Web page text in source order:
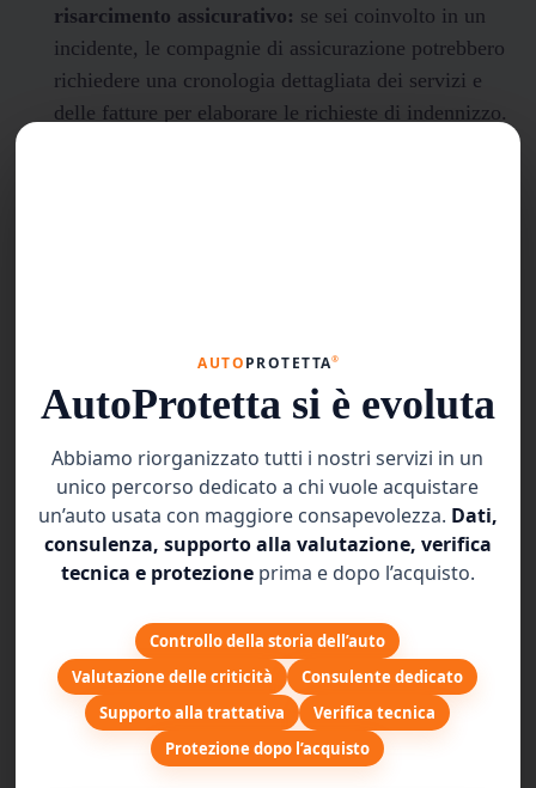
risarcimento assicurativo: se sei coinvolto in un
incidente, le compagnie di assicurazione potrebbero
richiedere una cronologia dettagliata dei servizi e
delle fatture per elaborare le richieste di indennizzo.
una cronologia completa di assistenza e
riparazione aiuta i meccanici a diagnosticare e
questa cronologia, potresti dover affrontare costi
diagnostici più elevati e tempi di riparazione più
lunghi.
Sfide nella risoluzione delle controversie: se si
una richiesta di garanzia, registrazioni dettagliate
possono essere cruciali per dimostrare il proprio
caso. Senza questi documenti, risolvere tali
controversie diventa molto più difficile.
Aumento dei costi di gestione:i registri di
AUTOPROTETTA®
AutoProtetta si è evoluta
Abbiamo riorganizzato tutti i nostri servizi in un
unico percorso dedicato a chi vuole acquistare
un’auto usata con maggiore consapevolezza. Dati,
consulenza, supporto alla valutazione, verifica
tecnica e protezioneprima e dopo l’acquisto.
Controllo della storia dell’auto
Valutazione delle criticità
Consulente dedicato
Supporto alla trattativa
Verifica tecnica
Protezione dopo l’acquisto